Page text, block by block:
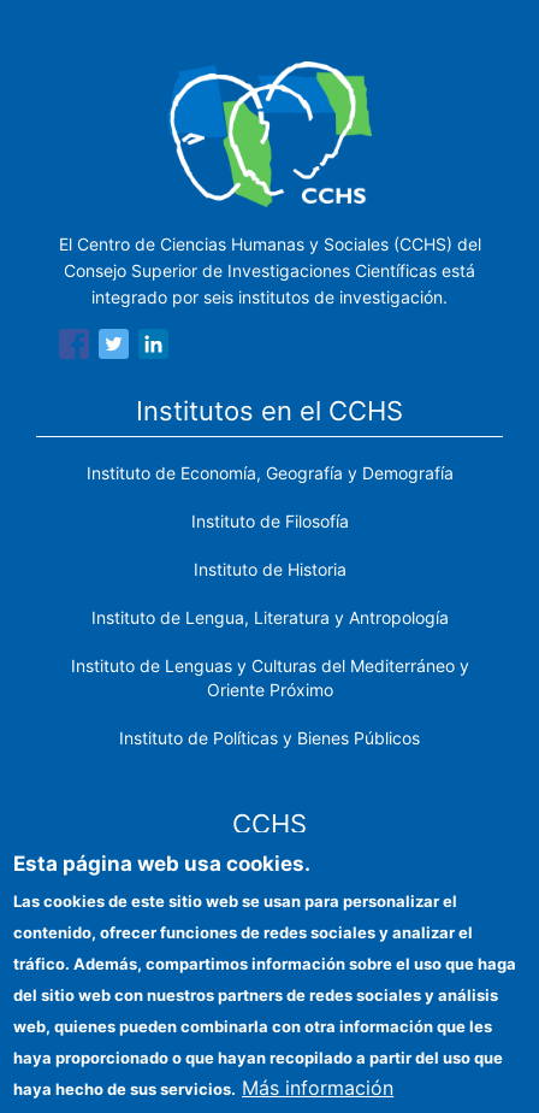
El Centro de Ciencias Humanas y Sociales (CCHS) del
Consejo Superior de Investigaciones Científicas está
integrado por seis institutos de investigación.
Institutos en el CCHS
Instituto de Economía, Geografía y Demografía
Instituto de Filosofía
Instituto de Historia
Instituto de Lengua, Literatura y Antropología
Instituto de Lenguas y Culturas del Mediterráneo y
Oriente Próximo
Instituto de Políticas y Bienes Públicos
CCHS
Identidad institucional
Ayudas FEDER
Organismos financiadores
Esta página web usa cookies.
Las cookies de este sitio web se usan para personalizar el
contenido, ofrecer funciones de redes sociales y analizar el
tráfico. Además, compartimos información sobre el uso que haga
del sitio web con nuestros partners de redes sociales y análisis
web, quienes pueden combinarla con otra información que les
haya proporcionado o que hayan recopilado a partir del uso que
haya hecho de sus servicios. Más información